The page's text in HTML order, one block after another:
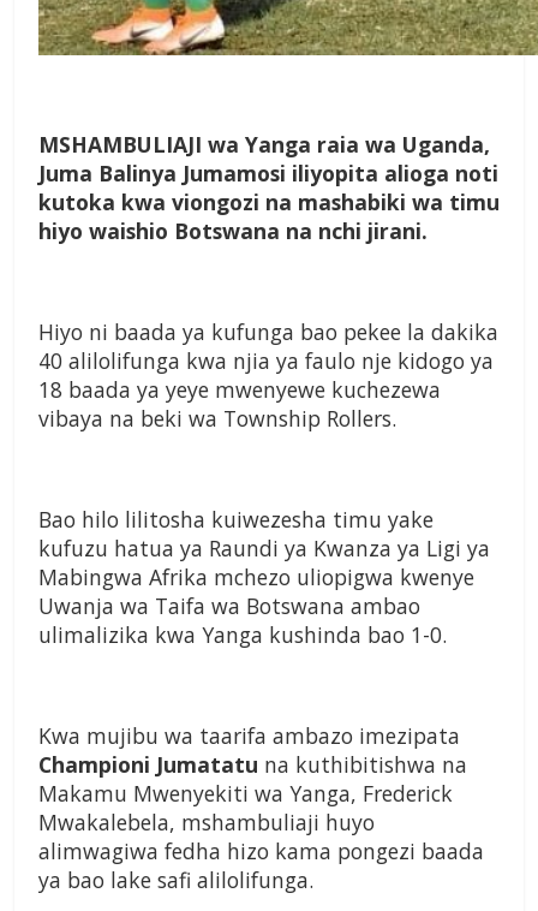
MSHAMBULIAJI wa Yanga raia wa Uganda,
Juma Balinya Jumamosi iliyopita alioga noti
kutoka kwa viongozi na mashabiki wa timu
hiyo waishio Botswana na nchi jirani.
Hiyo ni baada ya kufunga bao pekee la dakika
40 alilolifunga kwa njia ya faulo nje kidogo ya
18 baada ya yeye mwenyewe kuchezewa
vibaya na beki wa Township Rollers.
Bao hilo lilitosha kuiwezesha timu yake
kufuzu hatua ya Raundi ya Kwanza ya Ligi ya
Mabingwa Afrika mchezo uliopigwa kwenye
Uwanja wa Taifa wa Botswana ambao
ulimalizika kwa Yanga kushinda bao 1-0.
Kwa mujibu wa taarifa ambazo imezipata
Championi Jumatatu na kuthibitishwa na
Makamu Mwenyekiti wa Yanga, Frederick
Mwakalebela, mshambuliaji huyo
alimwagiwa fedha hizo kama pongezi baada
ya bao lake safi alilolifunga.